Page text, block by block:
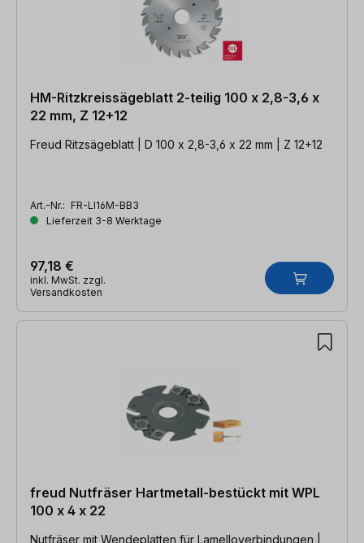
HM-Ritzkreissägeblatt 2-teilig 100 x 2,8-3,6 x
22 mm, Z 12+12
Freud Ritzsägeblatt | D 100 x 2,8-3,6 x 22 mm | Z 12+12
Art.-Nr.: FR-LI16M-BB3
Lieferzeit 3-8 Werktage
97,18 €
inkl. MwSt. zzgl.
Versandkosten
freud Nutfräser Hartmetall-bestückt mit WPL
100 x 4 x 22
Nutfräser mit Wendeplatten für Lamelloverbindungen |